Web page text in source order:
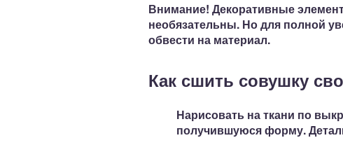
Внимание! Декоративные
необязательны. Но для полной
обвести на материал.
Как сшить совушку
Нарисовать на ткани по
получившуюся форму.